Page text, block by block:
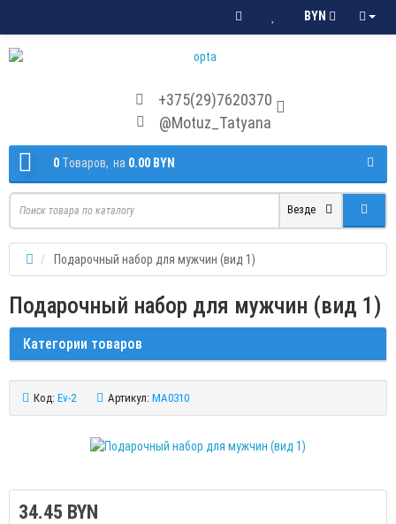
BYN
+375(29)7620370
@Motuz_Tatyana
0 Tоваров, на 0.00 BYN
Везде
Подарочный набор для мужчин (вид 1)
Подарочный набор для мужчин (вид 1)
Категории товаров
Код: Ev-2 Артикул: MA0310
34.45 BYN